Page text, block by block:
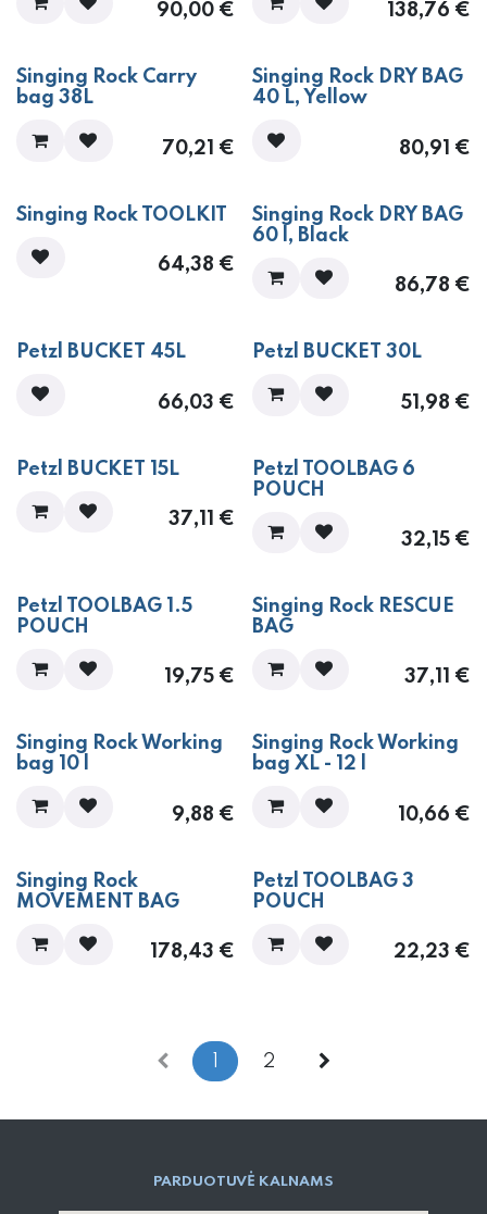
90,00€ 138,76 €
Singing Rock Carry
bag 38L
70,21 €
Singing Rock DRY BAG
40 L, Yellow
80,91 €
Singing Rock TOOLKIT
64,38 €
Singing Rock DRY BAG
60 l, Black
86,78 €
Petzl BUCKET 45L
66,03 €
Petzl BUCKET 30L
51,98 €
Petzl BUCKET 15L
37,11 €
Petzl TOOLBAG 6
POUCH
32,15€
Petzl TOOLBAG 1.5
POUCH
19,75€
Singing Rock RESCUE
BAG
37,11 €
Singing Rock Working
bag 10 l
9,88 €
Singing Rock Working
bag XL - 12 l
10,66 €
Singing Rock
MOVEMENT BAG
178,43 €
Petzl TOOLBAG 3
POUCH
22,23 €
2
PARD​UOTUVĖ​ KALNAMS